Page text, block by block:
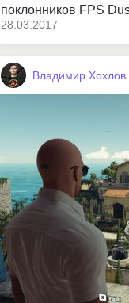
поклонников FPS
28.03.2017
Владимир Хохлов